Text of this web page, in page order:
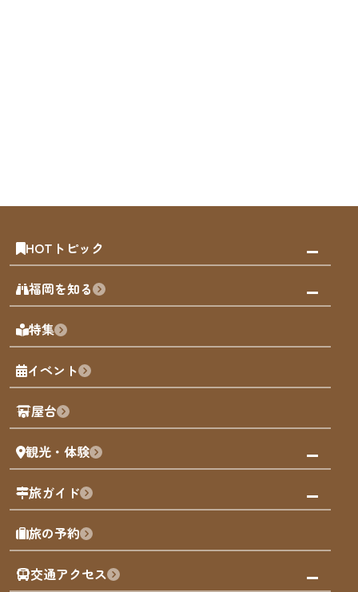
HOTトピック
みんなの旅行記
天神エリア
博多旧市街
福岡城
歴史・文化
福岡を知る
福岡の見どころ
福岡の魅力
観光カレンダー
観光PR動画
まち歩き
福岡グルメ
福岡を楽しむ
福岡のアート
福岡のナイトタイム
特集
イベント
屋台
観光・体験
観る・遊ぶ
屋台
買う
体験
旅ガイド
モデルコース
AIおまかせコース
オリジナルプラン
旅の予約
交通アクセス